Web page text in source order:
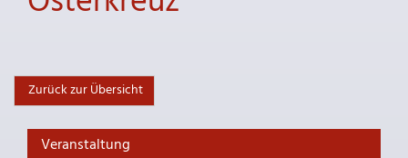
Zurück zur Übersicht
Veranstaltung